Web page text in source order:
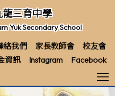
龍三育中學
Yuk Secondary School
絡我們 家長教師會
校友會
資訊
Instagram Facebook